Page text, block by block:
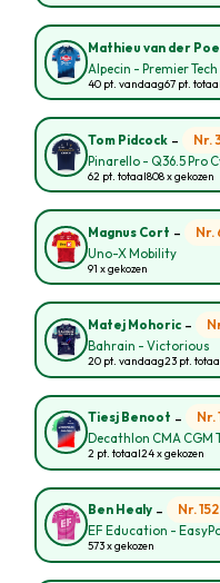
Mathieu van der
Alpecin - Premier Tech
40 pt. vandaag67 pt.
Tom Pidcock - Nr.
Pinarello - Q36.5 Pro
62 pt. totaal808 x gekozen
Magnus Cort - Nr.
Uno-X Mobility
91 x gekozen
Matej Mohoric -
Bahrain - Victorious
20 pt. vandaag23 pt.
Tiesj Benoot - Nr.
Decathlon CMA CGM
2 pt. totaal24 x gekozen
Ben Healy - Nr. 152
EF Education -
573 x gekozen